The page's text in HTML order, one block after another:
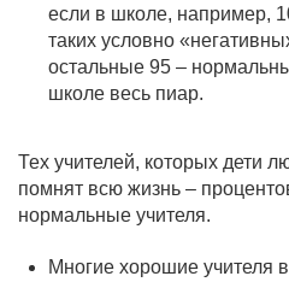
если в школе, например,
таких условно
остальные 95 –
школе весь пиар.
Тех учителей, которых дети
помнят всю жизнь –
нормальные учителя.
Многие хорошие учителя